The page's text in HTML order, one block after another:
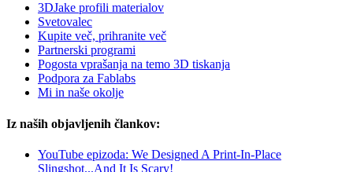
3DJake profili materialov
Svetovalec
Kupite več, prihranite več
Partnerski programi
Pogosta vprašanja na temo 3D tiskanja
Podpora za Fablabs
Mi in naše okolje
Iz naših objavljenih člankov:
YouTube epizoda: We Designed A Print-In-Place
Slingshot...And It Is Scary!